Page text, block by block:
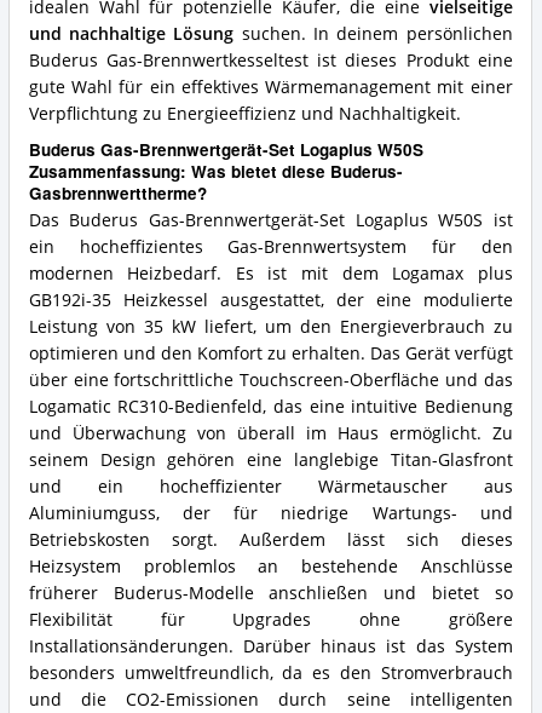
idealen Wahl für potenzielle Käufer, die eine vielseitige
und nachhaltige Lösung suchen. In deinem persönlichen
Buderus Gas-Brennwertkesseltest ist dieses Produkt eine
gute Wahl für ein effektives Wärmemanagement mit einer
Verpflichtung zu Energieeffizienz und Nachhaltigkeit.
Buderus Gas-Brennwertgerät-Set Logaplus W50S
Zusammenfassung: Was bietet diese Buderus-
Gasbrennwerttherme?
Das Buderus Gas-Brennwertgerät-Set Logaplus W50S ist
ein hocheffizientes Gas-Brennwertsystem für den
modernen Heizbedarf. Es ist mit dem Logamax plus
GB192i-35 Heizkessel ausgestattet, der eine modulierte
Leistung von 35 kW liefert, um den Energieverbrauch zu
optimieren und den Komfort zu erhalten. Das Gerät verfügt
über eine fortschrittliche Touchscreen-Oberfläche und das
Logamatic RC310-Bedienfeld, das eine intuitive Bedienung
und Überwachung von überall im Haus ermöglicht. Zu
seinem Design gehören eine langlebige Titan-Glasfront
und ein hocheffizienter Wärmetauscher aus
Aluminiumguss, der für niedrige Wartungs- und
Betriebskosten sorgt. Außerdem lässt sich dieses
Heizsystem problemlos an bestehende Anschlüsse
früherer Buderus-Modelle anschließen und bietet so
Flexibilität für Upgrades ohne größere
Installationsänderungen. Darüber hinaus ist das System
besonders umweltfreundlich, da es den Stromverbrauch
und die CO2-Emissionen durch seine intelligenten